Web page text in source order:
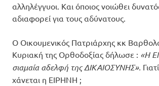
αλληλέγγυοι. Και όποιος νοιώθει
αδιαφορεί για τους αδύνατους.
Ο Οικουμενικός Πατριάρχης κκ
Κυριακή της Ορθοδοξίας δήλωσε : «Η
σιαμαία αδελφή της ΔΙΚΑΙΟΣΥΝΗΣ».
χάνεται η ΕΙΡΗΝΗ ;